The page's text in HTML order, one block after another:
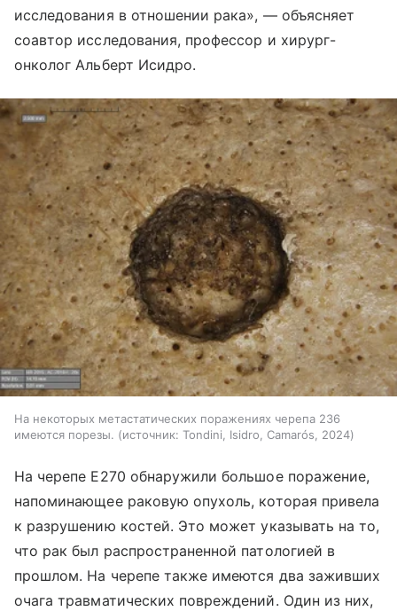
исследования в отношении рака», — объясняет
соавтор исследования, профессор и хирург-
онколог Альберт Исидро.
На некоторых метастатических поражениях черепа 236
имеются порезы.
источник: Tondini, Isidro, Camarós, 2024
На черепе E270 обнаружили большое поражение,
напоминающее раковую опухоль, которая привела
к разрушению костей. Это может указывать на то,
что рак был распространенной патологией в
прошлом. На черепе также имеются два заживших
очага травматических повреждений. Один из них,